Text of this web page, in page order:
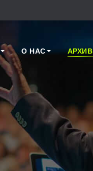
О НАС АРХИВ